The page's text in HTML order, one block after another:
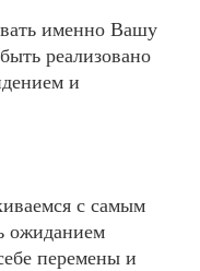
именно Вашу
реализовано
и
с самым
ожиданием
перемены и